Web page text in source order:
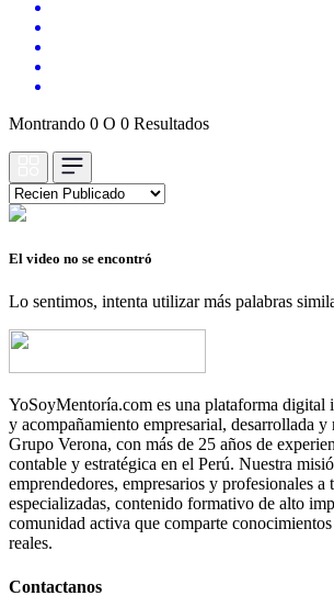
Montrando 0 O 0 Resultados
El video no se encontró
Lo sentimos, intenta utilizar más palabras
YoSoyMentoría.com es una plataforma digital
y acompañamiento empresarial, desarrollada y
Grupo Verona, con más de 25 años de
contable y estratégica en el Perú. Nuestra
emprendedores, empresarios y profesionales a
especializadas, contenido formativo de alto
comunidad activa que comparte
reales.
Contactanos